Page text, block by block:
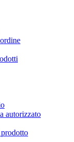
autorizzato